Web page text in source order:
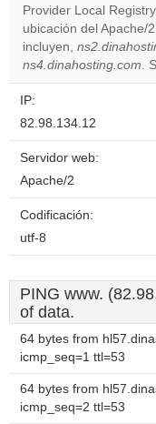
Provider Local
ubicación del Apache/
incluyen,
ns4.dinahosting.com.
IP:
82.98.134.12
Servidor web:
Apache/2
Codificación:
utf-8
PING www.
of data.
64 bytes from
icmp_seq=1 ttl=53
64 bytes from
icmp_seq=2 ttl=53